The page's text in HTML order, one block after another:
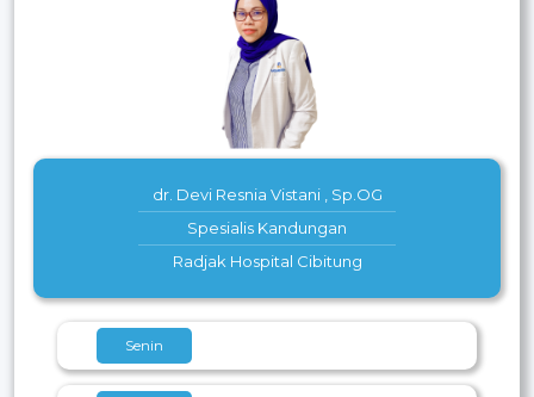
dr. Devi Resnia Vistani , Sp.OG
Spesialis Kandungan
Radjak Hospital Cibitung
Senin